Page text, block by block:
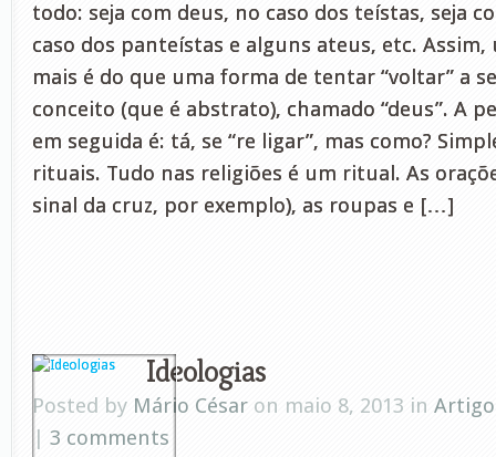
todo: seja com deus, no caso dos teístas, seja
caso dos panteístas e alguns ateus, etc.
mais é do que uma forma de tentar “voltar” a
conceito (que é abstrato), chamado “deus”. A
em seguida é: tá, se “re ligar”, mas como?
rituais. Tudo nas religiões é um ritual. As
sinal da cruz, por exemplo), as roupas e […]
Ideologias
Posted by Mário César on maio 8, 2013 in
| 3 comments